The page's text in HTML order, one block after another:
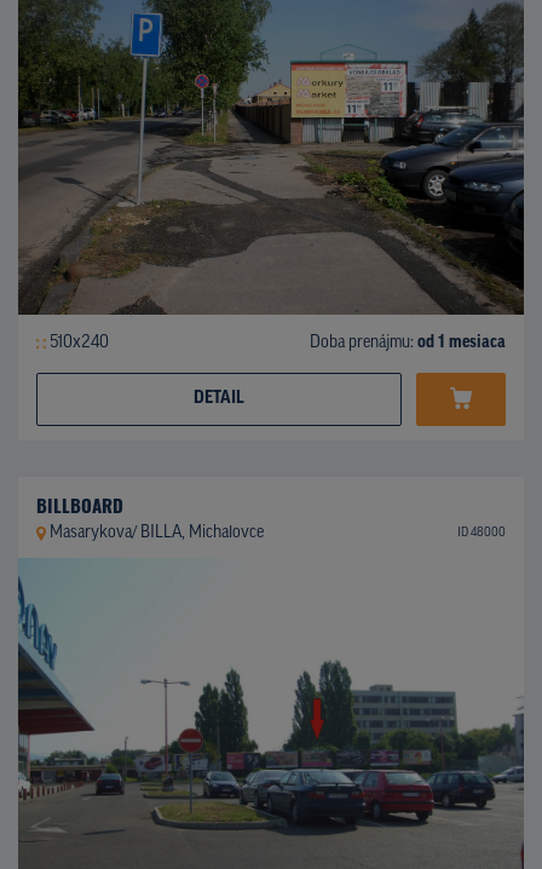
510x240 Doba prenájmu: od 1 mesiaca
DETAIL
BILLBOARD
Masarykova/ BILLA, Michalovce ID 48000